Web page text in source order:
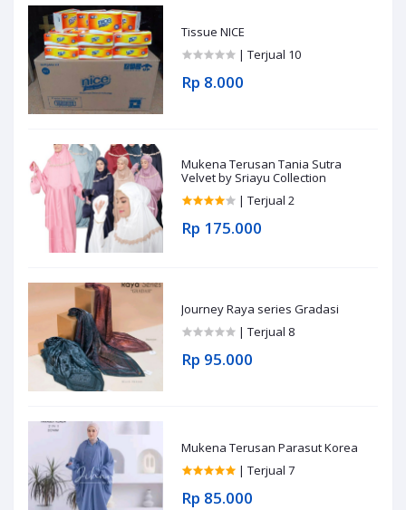
Tissue NICE
| Terjual 10
Rp 8.000
Mukena Terusan Tania Sutra
Velvet by Sriayu Collection
| Terjual 2
Rp 175.000
Journey Raya series Gradasi
| Terjual 8
Rp 95.000
Mukena Terusan Parasut Korea
| Terjual 7
Rp 85.000